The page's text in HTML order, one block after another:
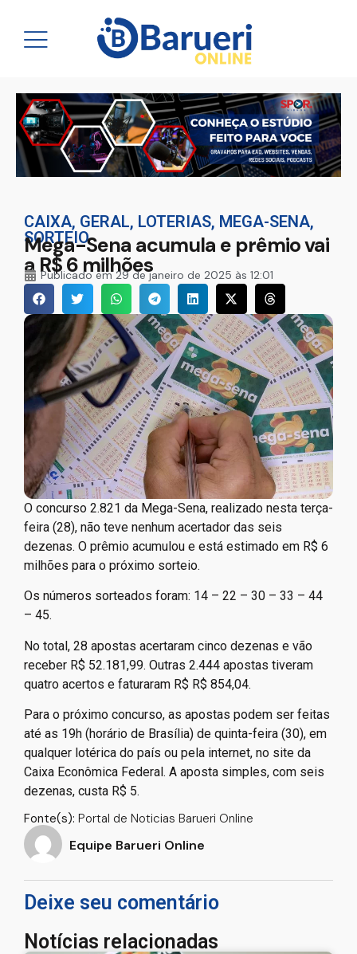
CAIXA, GERAL, LOTERIAS, MEGA-SENA,
SORTEIO
Mega-Sena acumula e prêmio vai
a R$ 6 milhões
Publicado em29 de janeiro de 2025 às 12:01
O concurso 2.821 da Mega-Sena, realizado nesta terça-
feira (28), não teve nenhum acertador das seis
dezenas. O prêmio acumulou e está estimado em R$ 6
milhões para o próximo sorteio.
Os números sorteados foram: 14 – 22 – 30 – 33 – 44
– 45.
No total, 28 apostas acertaram cinco dezenas e vão
receber R$ 52.181,99. Outras 2.444 apostas tiveram
quatro acertos e faturaram R$ R$ 854,04.
Para o próximo concurso, as apostas podem ser feitas
até as 19h (horário de Brasília) de quinta-feira (30), em
qualquer lotérica do país ou pela internet, no site da
Caixa Econômica Federal. A aposta simples, com seis
dezenas, custa R$ 5.
Fonte(s): Portal de Noticias Barueri Online
Equipe Barueri Online
Deixe seu comentário
Notícias relacionadas